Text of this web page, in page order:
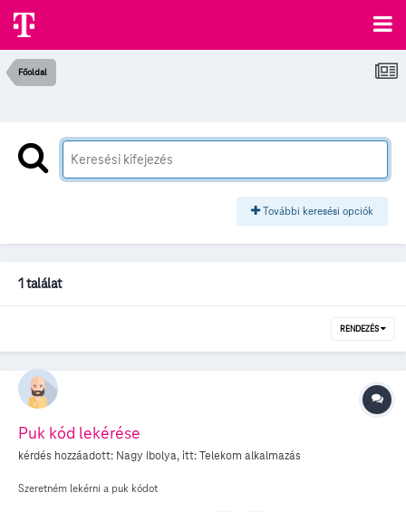
Főoldal
További keresési opciók
1 találat
RENDEZÉS
Puk kód lekérése
kérdés hozzáadott: Nagy Ibolya, itt:Telekom alkalmazás
Szeretném lekérni a puk kódot